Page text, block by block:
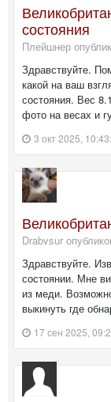
состояния
Плейшнер
Здравствуйте.
какой на ваш
состояния. Вес
фото на весах и
3 окт 2025,
Drabvsur
Здравствуйте.
состоянии. Мне
из меди.
выкинуть где
17 сен 2025,